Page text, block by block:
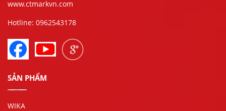
www.ctmarkvn.com
Hotline: 0962543178
SẢN PHẨM
WIKA